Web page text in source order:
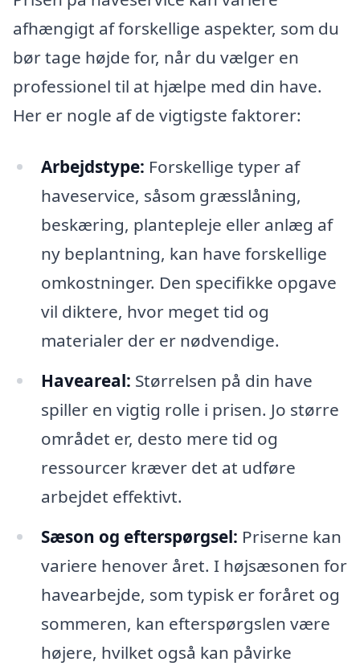
afhængigt af forskellige aspekter, som du
bør tage højde for, når du vælger en
professionel til at hjælpe med din have.
Her er nogle af de vigtigste faktorer:
Arbejdstype: Forskellige typer af
haveservice, såsom græsslåning,
beskæring, plantepleje eller anlæg af
ny beplantning, kan have forskellige
omkostninger. Den specifikke opgave
vil diktere, hvor meget tid og
materialer der er nødvendige.
Haveareal: Størrelsen på din have
spiller en vigtig rolle i prisen. Jo større
området er, desto mere tid og
ressourcer kræver det at udføre
arbejdet effektivt.
Sæson og efterspørgsel: Priserne kan
variere henover året. I højsæsonen for
havearbejde, som typisk er foråret og
sommeren, kan efterspørgslen være
højere, hvilket også kan påvirke